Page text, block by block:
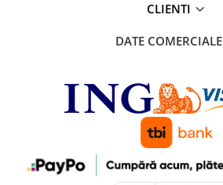
CLIENTI
DATE COMERCIALE